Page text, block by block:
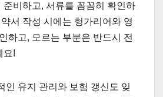
준비하고, 서류를 꼼꼼히 확인하
서 작성 시에는 헝가리어와 영
하고, 모르는 부분은 반드시 전
요!
인 유지 관리와 보험 갱신도 잊